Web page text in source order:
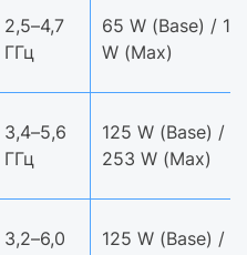
2,5–4,7
ГГц
65 W (Base) /
W (Max)
3,4–5,6
ГГц
125 W (Base) /
253 W (Max)
3,2–6,0
125 W (Base) /